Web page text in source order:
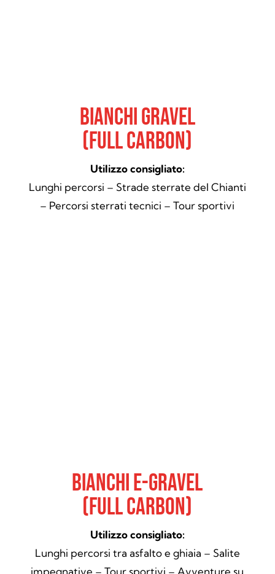
Bianchi Gravel
(Full Carbon)
Utilizzo consigliato:
Lunghi percorsi – Strade sterrate del Chianti
– Percorsi sterrati tecnici – Tour sportivi
Bianchi E-Gravel
(Full Carbon)
Utilizzo consigliato:
Lunghi percorsi tra asfalto e ghiaia – Salite
impegnative – Tour sportivi – Avventure su